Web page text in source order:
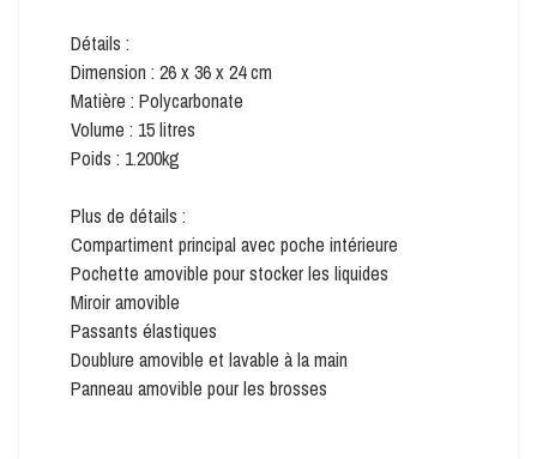
Détails :
Dimension : 26 x 36 x 24 cm
Matière : Polycarbonate
Volume : 15 litres
Poids : 1.200kg
Plus de détails :
Compartiment principal avec poche intérieure
Pochette amovible pour stocker les liquides
Miroir amovible
Passants élastiques
Doublure amovible et lavable à la main
Panneau amovible pour les brosses